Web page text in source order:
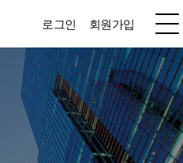
로그인 회원가입